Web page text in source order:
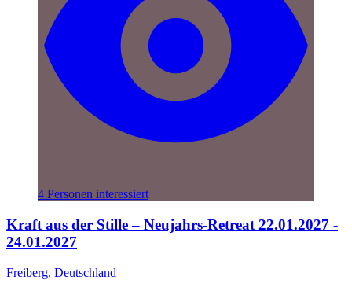
4 Personen interessiert
Kraft aus der Stille – Neujahrs-Retreat 22.01.2027 -
24.01.2027
Freiberg, Deutschland